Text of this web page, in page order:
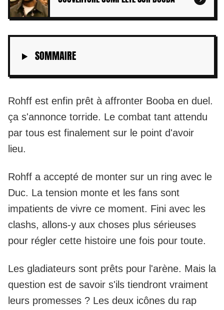
SOMMAIRE
Rohff est enfin prêt à affronter Booba en duel.
ça s'annonce torride. Le combat tant attendu
par tous est finalement sur le point d'avoir
lieu.
Rohff a accepté de monter sur un ring avec le
Duc. La tension monte et les fans sont
impatients de vivre ce moment. Fini avec les
clashs, allons-y aux choses plus sérieuses
pour régler cette histoire une fois pour toute.
Les gladiateurs sont prêts pour l'arène. Mais la
question est de savoir s'ils tiendront vraiment
leurs promesses ? Les deux icônes du rap